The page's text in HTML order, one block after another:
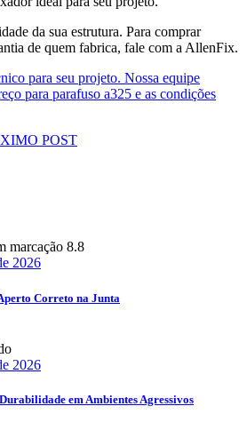
da sua estrutura. Para comprar
de quem fabrica, fale com a AllenFix.
para seu projeto. Nossa equipe
para parafuso a325 e as condições
POST
2026
Correto na Junta
2026
em Ambientes Agressivos